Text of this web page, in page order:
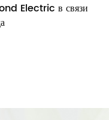
Electric в связи